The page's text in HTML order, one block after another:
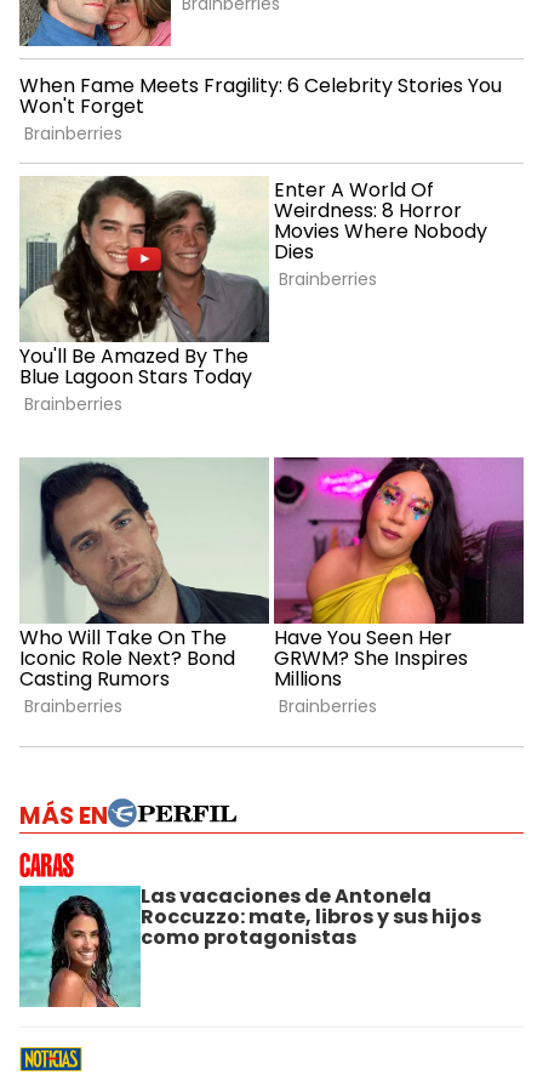
MÁS EN
Las vacaciones de Antonela
Roccuzzo: mate, libros y sus hijos
como protagonistas